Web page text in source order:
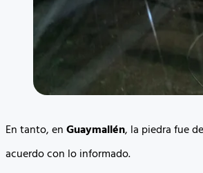
En tanto, enGuaymallén, la piedra fue
acuerdo con lo informado.